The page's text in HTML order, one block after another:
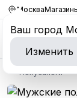
Москва
Ваш город
Изменить
Полусапоги